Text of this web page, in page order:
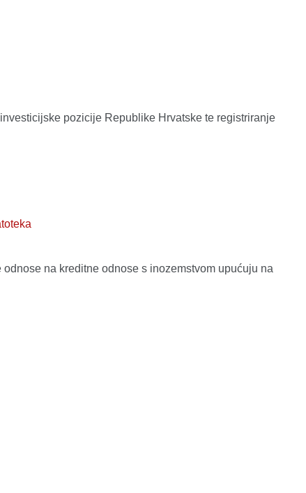
pozicije Republike Hrvatske te registriranje
odnose na kreditne odnose s inozemstvom upućuju na